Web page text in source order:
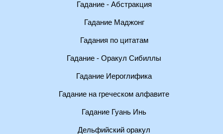
Гадание - Абстракция
Гадание Маджонг
Гадания по цитатам
Гадание - Оракул Сибиллы
Гадание Иероглифика
Гадание на греческом алфавите
Гадание Гуань Инь
Дельфийский оракул